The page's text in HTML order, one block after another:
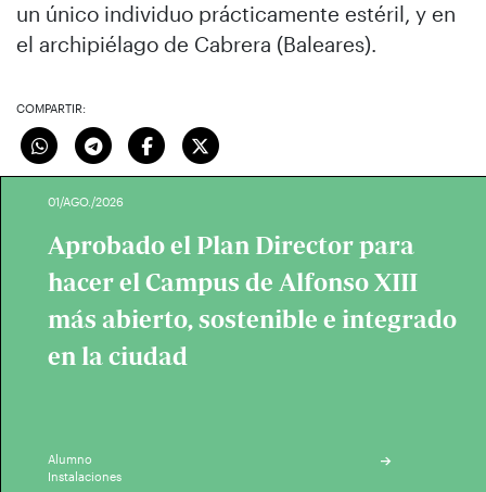
un único individuo prácticamente estéril, y en
el archipiélago de Cabrera (Baleares).
COMPARTIR:
01/AGO./2026
Aprobado el Plan Director para
hacer el Campus de Alfonso XIII
más abierto, sostenible e integrado
en la ciudad
Alumno
Instalaciones